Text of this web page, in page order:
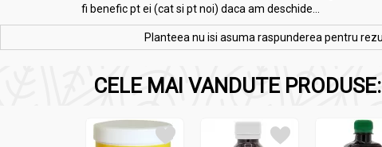
fi benefic pt ei (cat si pt noi) daca am deschide...
Planteea nu isi asuma raspunderea pentru
CELE MAI VANDUTE PRODUSE: